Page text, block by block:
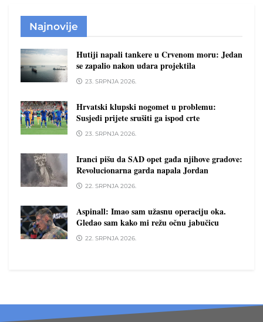
Najnovije
Hutiji napali tankere u Crvenom moru: Jedan
se zapalio nakon udara projektila
23. SRPNJA 2026.
Hrvatski klupski nogomet u problemu:
Susjedi prijete srušiti ga ispod crte
23. SRPNJA 2026.
Iranci pišu da SAD opet gađa njihove gradove:
Revolucionarna garda napala Jordan
22. SRPNJA 2026.
Aspinall: Imao sam užasnu operaciju oka.
Gledao sam kako mi režu očnu jabučicu
22. SRPNJA 2026.